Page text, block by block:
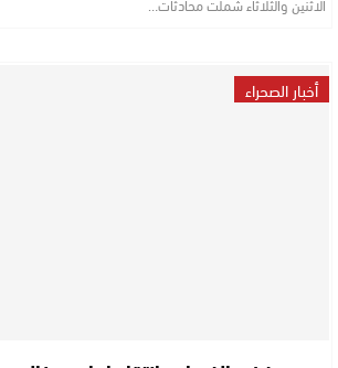
أخبار الصحراء